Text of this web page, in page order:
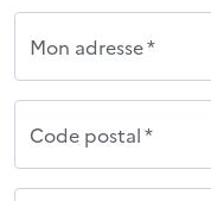
Mon adresse *
Code postal *